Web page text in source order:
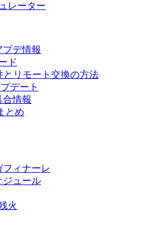
レーター
プデ情報
ド
とリモート交換の方法
デート
合情報
とめ
フィナーレ
ジュール
火